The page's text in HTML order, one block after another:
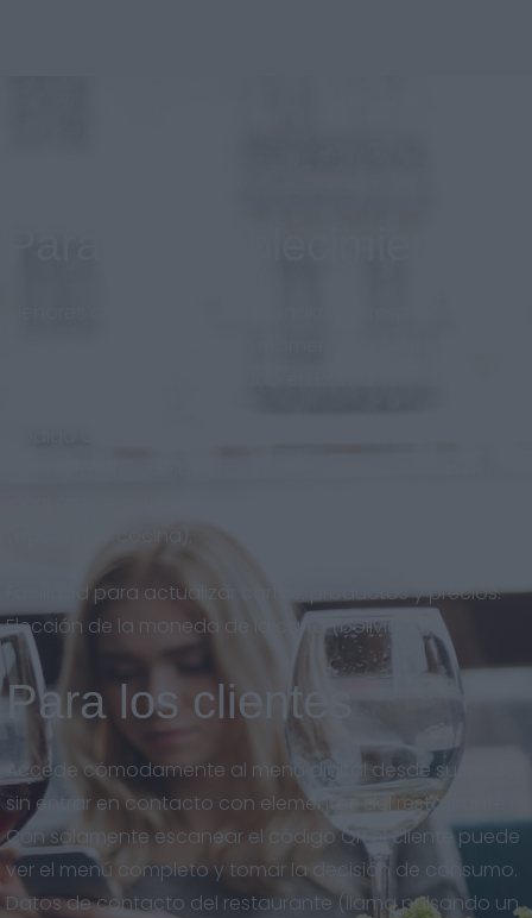
(apertura y cocina).
Facilidad para actualizar cartas, productos y precios.
Elección de la moneda de la carta (boliviano).
Para los clientes
Accede cómodamente al menú digital desde su celular
sin entrar en contacto con elementos del restaurante.
Con solamente escanear el código QR el cliente puede
ver el menú completo y tomar la decisión de consumo.
Datos de contacto del restaurante (llama pulsando un